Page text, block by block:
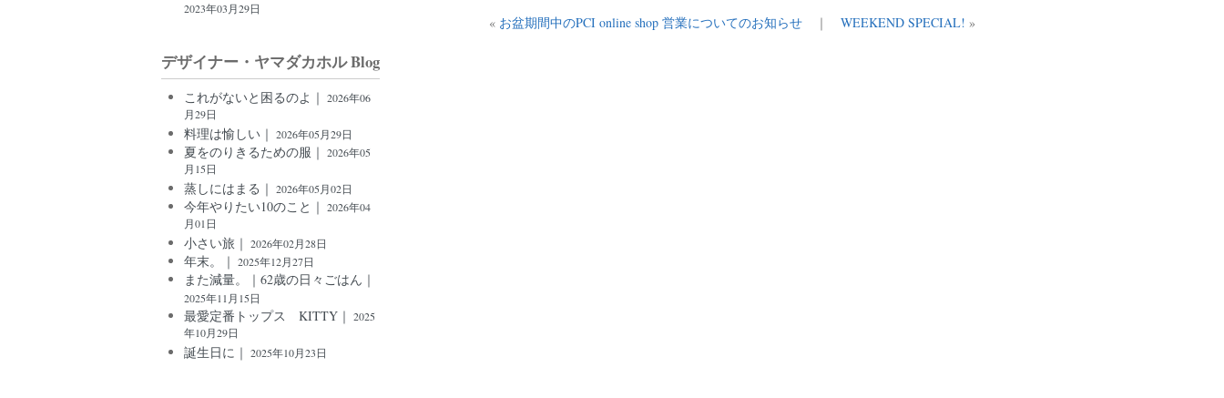
« お盆期間中のPCI online shop 営業についてのお知らせ ｜ WEEKEND SPECIAL! »
2023年03月29日
デザイナー・ヤマダカホル Blog
これがないと困るのよ｜ 2026年06
月29日
料理は愉しい｜ 2026年05月29日
夏をのりきるための服｜ 2026年05
月15日
蒸しにはまる｜ 2026年05月02日
今年やりたい10のこと｜ 2026年04
月01日
小さい旅｜ 2026年02月28日
年末。｜ 2025年12月27日
また減量。｜62歳の日々ごはん｜
2025年11月15日
最愛定番トップス KITTY｜ 2025
年10月29日
誕生日に｜ 2025年10月23日